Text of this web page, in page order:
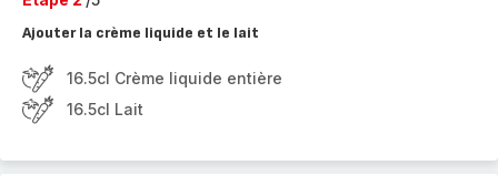
Ajouter la crème liquide et le lait
16.5cl Crème liquide entière
16.5cl Lait